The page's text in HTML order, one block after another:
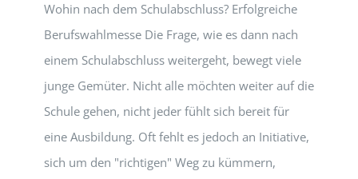
Wohin nach dem Schulabschluss? Erfolgreiche
Berufswahlmesse Die Frage, wie es dann nach
einem Schulabschluss weitergeht, bewegt viele
junge Gemüter. Nicht alle möchten weiter auf die
Schule gehen, nicht jeder fühlt sich bereit für
eine Ausbildung. Oft fehlt es jedoch an Initiative,
sich um den "richtigen" Weg zu kümmern,